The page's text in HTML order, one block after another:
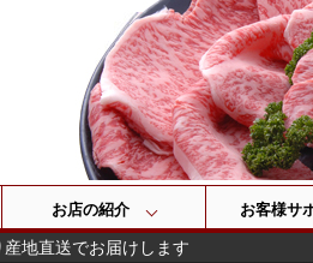
検索
お店の紹介 お客様サ
地直送でお届けします